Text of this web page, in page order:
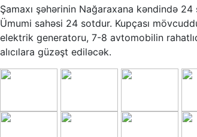
Şamaxı şəhərinin Nağaraxana kəndində
Ümumi sahəsi 24 sotdur. Kupçası
elektrik generatoru, 7-8 avtomobilin
alıcılara güzəşt ediləcək.